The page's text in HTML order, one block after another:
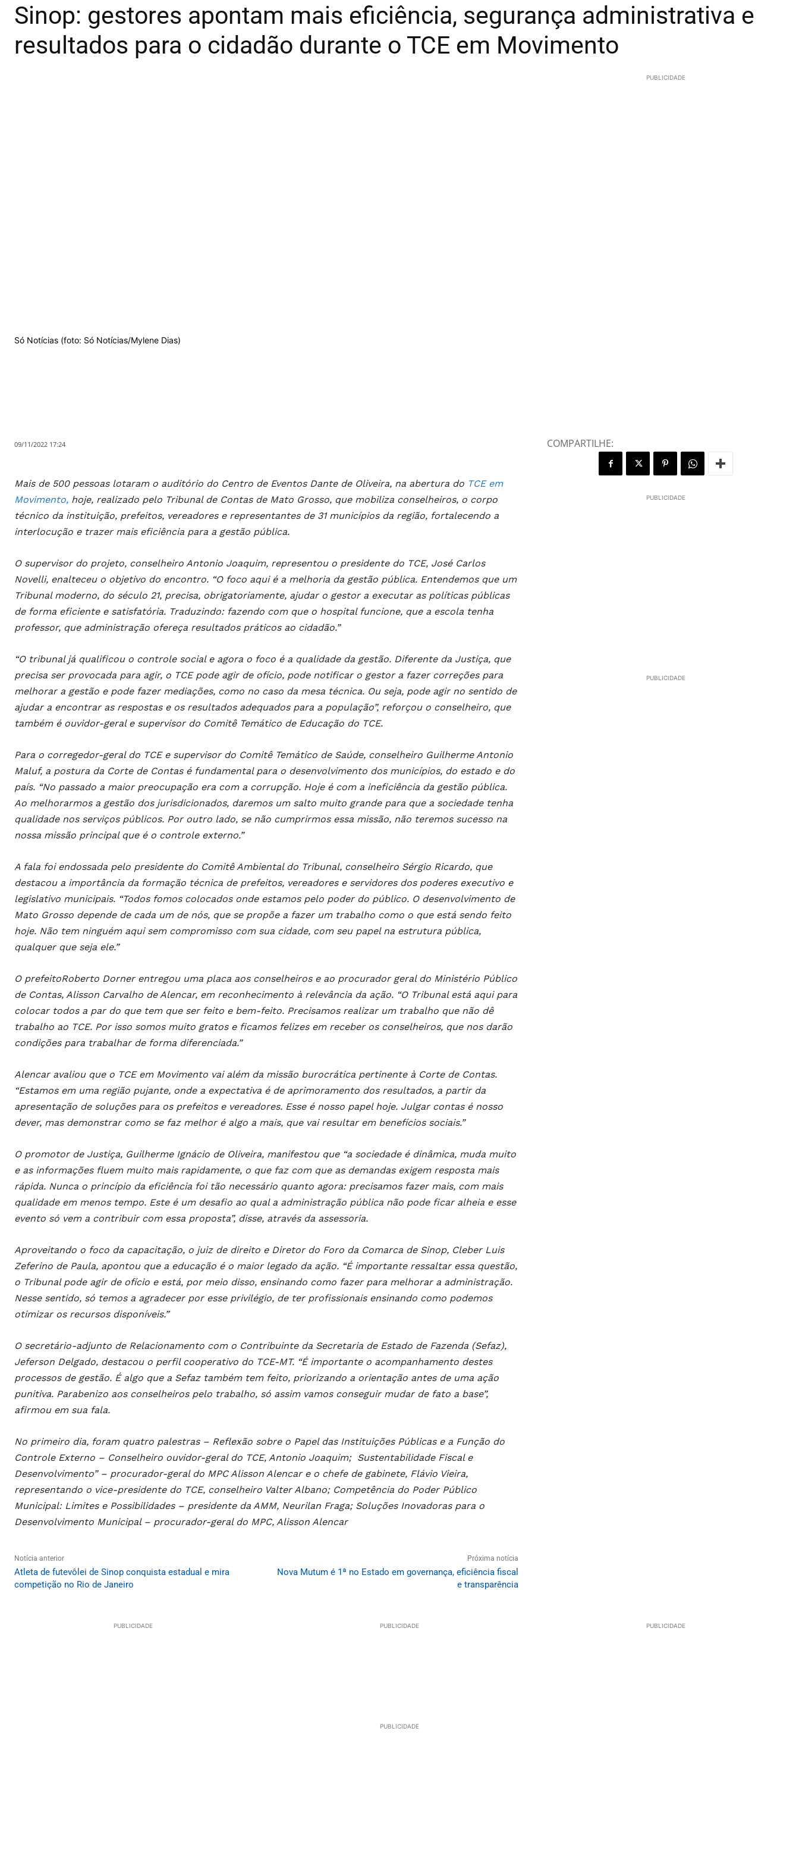
Sinop: gestores apontam mais eficiência, segurança administrativa e
resultados para o cidadão durante o TCE em Movimento
PUBLICIDADE
Só Notícias (foto: Só Notícias/Mylene Dias)
09/11/2022 17:24
Mais de 500 pessoas lotaram o auditório do Centro de Eventos Dante de Oliveira, na abertura do TCE em
Movimento, hoje, realizado pelo Tribunal de Contas de Mato Grosso, que mobiliza conselheiros, o corpo
técnico da instituição, prefeitos, vereadores e representantes de 31 municípios da região, fortalecendo a
interlocução e trazer mais eficiência para a gestão pública.
O supervisor do projeto, conselheiro Antonio Joaquim, representou o presidente do TCE, José Carlos
Novelli, enalteceu o objetivo do encontro. “O foco aqui é a melhoria da gestão pública. Entendemos que um
Tribunal moderno, do século 21, precisa, obrigatoriamente, ajudar o gestor a executar as políticas públicas
de forma eficiente e satisfatória. Traduzindo: fazendo com que o hospital funcione, que a escola tenha
professor, que administração ofereça resultados práticos ao cidadão.”
“O tribunal já qualificou o controle social e agora o foco é a qualidade da gestão. Diferente da Justiça, que
precisa ser provocada para agir, o TCE pode agir de ofício, pode notificar o gestor a fazer correções para
melhorar a gestão e pode fazer mediações, como no caso da mesa técnica. Ou seja, pode agir no sentido de
ajudar a encontrar as respostas e os resultados adequados para a população”, reforçou o conselheiro, que
também é ouvidor-geral e supervisor do Comitê Temático de Educação do TCE.
Para o corregedor-geral do TCE e supervisor do Comitê Temático de Saúde, conselheiro Guilherme Antonio
Maluf, a postura da Corte de Contas é fundamental para o desenvolvimento dos municípios, do estado e do
país. “No passado a maior preocupação era com a corrupção. Hoje é com a ineficiência da gestão pública.
Ao melhorarmos a gestão dos jurisdicionados, daremos um salto muito grande para que a sociedade tenha
qualidade nos serviços públicos. Por outro lado, se não cumprirmos essa missão, não teremos sucesso na
nossa missão principal que é o controle externo.”
A fala foi endossada pelo presidente do Comitê Ambiental do Tribunal, conselheiro Sérgio Ricardo, que
destacou a importância da formação técnica de prefeitos, vereadores e servidores dos poderes executivo e
legislativo municipais. “Todos fomos colocados onde estamos pelo poder do público. O desenvolvimento de
Mato Grosso depende de cada um de nós, que se propõe a fazer um trabalho como o que está sendo feito
hoje. Não tem ninguém aqui sem compromisso com sua cidade, com seu papel na estrutura pública,
qualquer que seja ele.”
O prefeitoRoberto Dorner entregou uma placa aos conselheiros e ao procurador geral do Ministério Público
de Contas, Alisson Carvalho de Alencar, em reconhecimento à relevância da ação. “O Tribunal está aqui para
colocar todos a par do que tem que ser feito e bem-feito. Precisamos realizar um trabalho que não dê
trabalho ao TCE. Por isso somos muito gratos e ficamos felizes em receber os conselheiros, que nos darão
condições para trabalhar de forma diferenciada.”
Alencar avaliou que o TCE em Movimento vai além da missão burocrática pertinente à Corte de Contas.
“Estamos em uma região pujante, onde a expectativa é de aprimoramento dos resultados, a partir da
apresentação de soluções para os prefeitos e vereadores. Esse é nosso papel hoje. Julgar contas é nosso
dever, mas demonstrar como se faz melhor é algo a mais, que vai resultar em benefícios sociais.”
O promotor de Justiça, Guilherme Ignácio de Oliveira, manifestou que “a sociedade é dinâmica, muda muito
e as informações fluem muito mais rapidamente, o que faz com que as demandas exigem resposta mais
rápida. Nunca o princípio da eficiência foi tão necessário quanto agora: precisamos fazer mais, com mais
qualidade em menos tempo. Este é um desafio ao qual a administração pública não pode ficar alheia e esse
evento só vem a contribuir com essa proposta”, disse, através da assessoria.
Aproveitando o foco da capacitação, o juiz de direito e Diretor do Foro da Comarca de Sinop, Cleber Luis
Zeferino de Paula, apontou que a educação é o maior legado da ação. “É importante ressaltar essa questão,
o Tribunal pode agir de ofício e está, por meio disso, ensinando como fazer para melhorar a administração.
Nesse sentido, só temos a agradecer por esse privilégio, de ter profissionais ensinando como podemos
otimizar os recursos disponíveis.”
O secretário-adjunto de Relacionamento com o Contribuinte da Secretaria de Estado de Fazenda (Sefaz),
Jeferson Delgado, destacou o perfil cooperativo do TCE-MT. “É importante o acompanhamento destes
processos de gestão. É algo que a Sefaz também tem feito, priorizando a orientação antes de uma ação
punitiva. Parabenizo aos conselheiros pelo trabalho, só assim vamos conseguir mudar de fato a base”,
afirmou em sua fala.
No primeiro dia, foram quatro palestras – Reflexão sobre o Papel das Instituições Públicas e a Função do
Controle Externo – Conselheiro ouvidor-geral do TCE, Antonio Joaquim; Sustentabilidade Fiscal e
Desenvolvimento” – procurador-geral do MPC Alisson Alencar e o chefe de gabinete, Flávio Vieira,
representando o vice-presidente do TCE, conselheiro Valter Albano; Competência do Poder Público
Municipal: Limites e Possibilidades – presidente da AMM, Neurilan Fraga; Soluções Inovadoras para o
Desenvolvimento Municipal – procurador-geral do MPC, Alisson Alencar
Notícia anterior
Atleta de futevôlei de Sinop conquista estadual e mira
competição no Rio de Janeiro
Próxima notícia
Nova Mutum é 1ª no Estado em governança, eficiência fiscal
e transparência
COMPARTILHE:
PUBLICIDADE
PUBLICIDADE
PUBLICIDADE PUBLICIDADE PUBLICIDADE
PUBLICIDADE